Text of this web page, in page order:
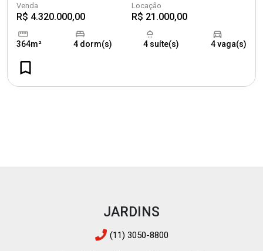
Venda
R$ 4.320.000,00
Locação
R$ 21.000,00
364m² 4 dorm(s) 4 suíte(s) 4 vaga(s)
JARDINS
(11) 3050-8800